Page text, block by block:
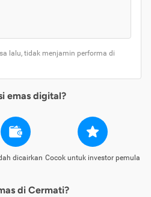
lalu, tidak menjamin performa di
emas digital?
dicairkan Cocok untuk investor pemula
di Cermati?